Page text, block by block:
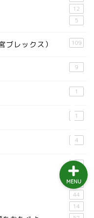
12
5
ブレックス） 109
9
1
1
4
609
6
44
14
MENU